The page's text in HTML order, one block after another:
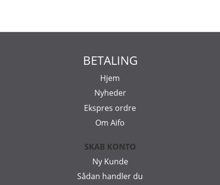
BETALING
Hjem
Nyheder
Ekspres ordre
Om Aifo
SKAB KONTO
Ny Kunde
Sådan handler du